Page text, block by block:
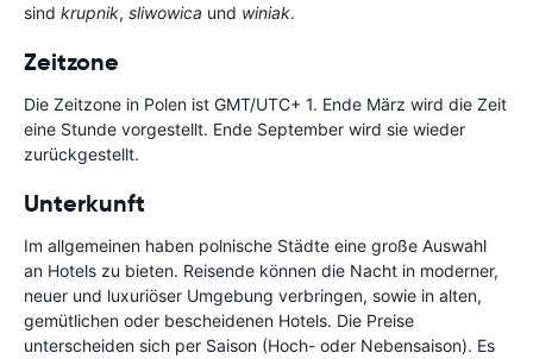
sind krupnik, sliwowica und winiak.
Zeitzone
Die Zeitzone in Polen ist GMT/UTC+ 1. Ende März wird die Zeit
eine Stunde vorgestellt. Ende September wird sie wieder
zurückgestellt.
Unterkunft
Im allgemeinen haben polnische Städte eine große Auswahl
an Hotels zu bieten. Reisende können die Nacht in moderner,
neuer und luxuriöser Umgebung verbringen, sowie in alten,
gemütlichen oder bescheidenen Hotels. Die Preise
unterscheiden sich per Saison (Hoch- oder Nebensaison). Es